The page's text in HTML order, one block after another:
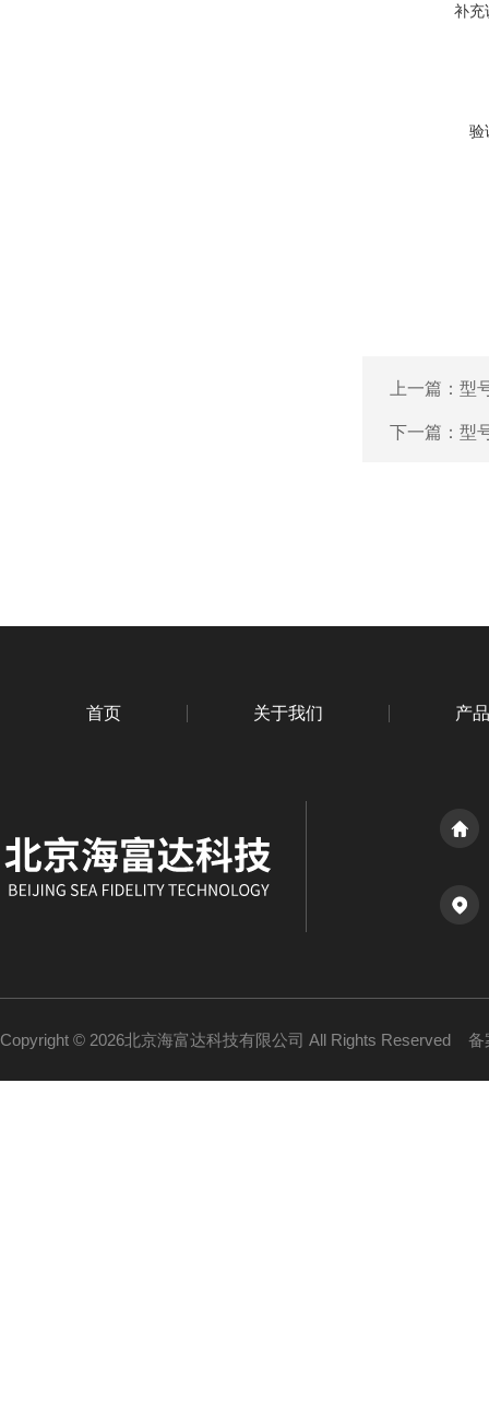
补充
验
上一篇： 型
下一篇： 型
首页 关于我们 产
Copyright © 2026北京海富达科技有限公司 All Rights Reserved 备